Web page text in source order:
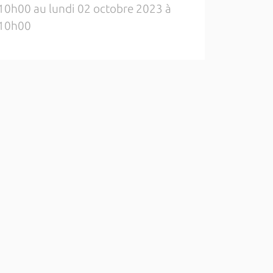
au lundi 02 octobre 2023 à